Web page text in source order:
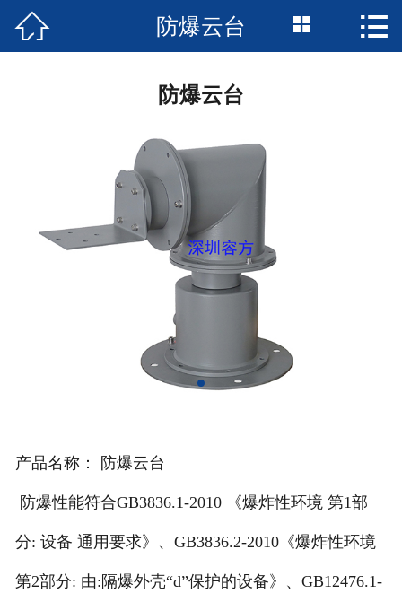
 首页
资质荣誉
技术支持
 防爆云台  
防爆云台
产品名称： 防爆云台
防爆性能符合GB3836.1-2010 《爆炸性环境 第1部
分: 设备 通用要求》、GB3836.2-2010《爆炸性环境
第2部分: 由:隔爆外壳“d”保护的设备》、GB12476.1-